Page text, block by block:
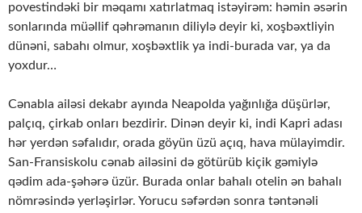
povestindəki bir məqamı xatırlatmaq istəyirəm: həmin əsərin
sonlarında müəllif qəhrəmanın diliylə deyir ki, xoşbəxtliyin
dünəni, sabahı olmur, xoşbəxtlik ya indi-burada var, ya da
yoxdur…
Cənabla ailəsi dekabr ayında Neapolda yağınlığa düşürlər,
palçıq, çirkab onları bezdirir. Dinən deyir ki, indi Kapri adası
hər yerdən səfalıdır, orada göyün üzü açıq, hava mülayimdir.
San-Fransiskolu cənab ailəsini də götürüb kiçik gəmiylə
qədim ada-şəhərə üzür. Burada onlar bahalı otelin ən bahalı
nömrəsində yerləşirlər. Yorucu səfərdən sonra təntənəli